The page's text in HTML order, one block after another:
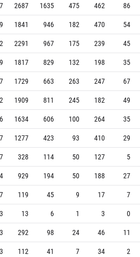
2687 1635 475 462 86
1841 946 182 470 54
2291 967 175 239 45
1817 829 132 198 35
1729 663 263 247 67
1909 811 245 182 49
1634 606 100 264 35
1277 423 93 410 29
328 114 50 127 5
929 194 50 188 27
119 45 9 17 7
3 13 6 1 3 0
292 98 24 46 11
112 41 7 34 2